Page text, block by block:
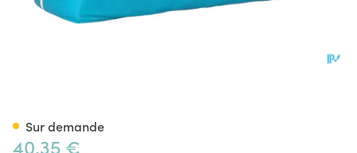
40,35 €
Sur demande